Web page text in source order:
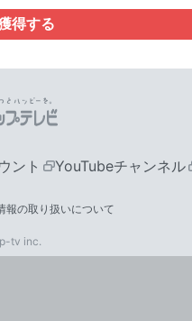
得する
ント YouTubeチャンネル
報の取り扱いについて
tv inc.